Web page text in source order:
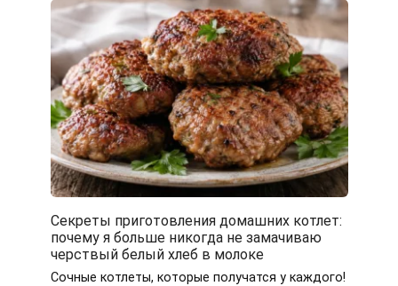
Секреты приготовления домашних котлет:
почему я больше никогда не замачиваю
черствый белый хлеб в молоке
Сочные котлеты, которые получатся у каждого!